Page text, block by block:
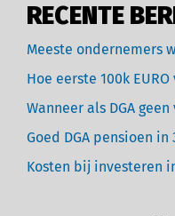
RECENTE
Meeste ondernemers
Hoe eerste 100k
Wanneer als DGA
Goed DGA pensioen in
Kosten bij investeren